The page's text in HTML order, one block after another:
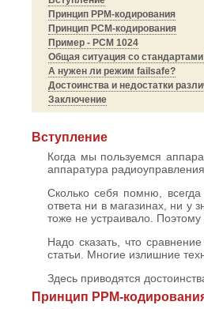
Принцип PPM-кодирования
Принцип PCM-кодирования
Пример - PCM 1024
Общая ситуация со стандартами
А нужен ли режим failsafe?
Достоинства и недостатки
Заключение
Вступление
Когда мы пользуемся
аппаратура
Сколько себя помню, всегда
ответа ни в магазинах, ни у
тоже не устраивало.
Надо сказать, что
статьи. Многие излишние
Здесь приводятся
Принцип PPM-